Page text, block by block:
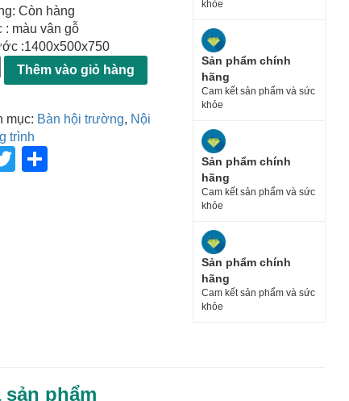
Còn hàng
: màu vân gỗ
:1400x500x750
Thêm vào giỏ hàng
mục: Bàn hội trường, Nội
trình
T
khỏe
Sản phẩm chính
hãng
Cam kết sản phẩm và sức
khỏe
Sản phẩm chính
hãng
Cam kết sản phẩm và sức
khỏe
Sản phẩm chính
hãng
Cam kết sản phẩm và sức
khỏe
sản phẩm